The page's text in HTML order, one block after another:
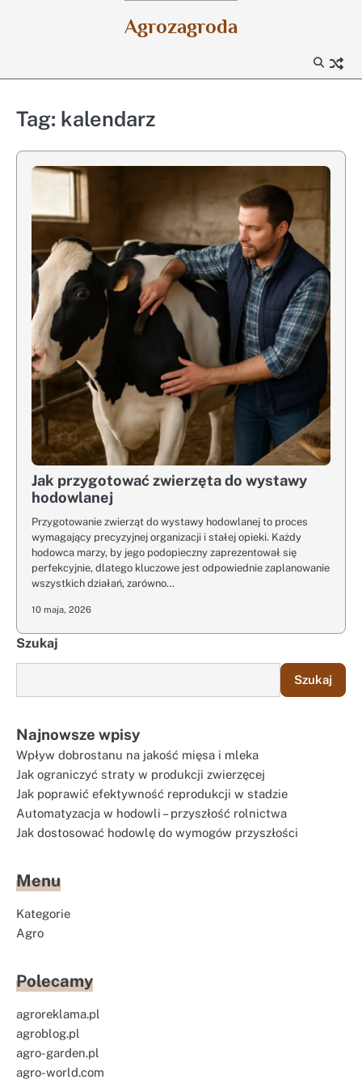
Agrozagroda
Tag: kalendarz
Jak przygotować zwierzęta do wystawy
hodowlanej
Przygotowanie zwierząt do wystawy hodowlanej to proces
wymagający precyzyjnej organizacji i stałej opieki. Każdy
hodowca marzy, by jego podopieczny zaprezentował się
perfekcyjnie, dlatego kluczowe jest odpowiednie zaplanowanie
wszystkich działań, zarówno…
10 maja, 2026
Szukaj
Szukaj
Najnowsze wpisy
Wpływ dobrostanu na jakość mięsa i mleka
Jak ograniczyć straty w produkcji zwierzęcej
Jak poprawić efektywność reprodukcji w stadzie
Automatyzacja w hodowli – przyszłość rolnictwa
Jak dostosować hodowlę do wymogów przyszłości
Menu
Kategorie
Agro
Polecamy
agroreklama.pl
agroblog.pl
agro-garden.pl
agro-world.com